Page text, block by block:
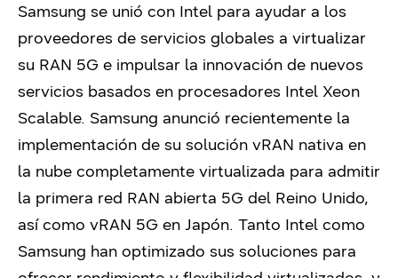
Samsung se unió con Intel para ayudar a los
proveedores de servicios globales a virtualizar
su RAN 5G e impulsar la innovación de nuevos
servicios basados en procesadores Intel Xeon
Scalable. Samsung anunció recientemente la
implementación de su solución vRAN nativa en
la nube completamente virtualizada para admitir
la primera red RAN abierta 5G del Reino Unido,
así como vRAN 5G en Japón. Tanto Intel como
Samsung han optimizado sus soluciones para